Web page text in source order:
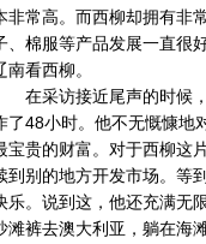
非常高。而西柳却拥有非
、棉服等产品发展一直很
南看西柳。
在采访接近尾声的时候
了48小时。他不无慨慷地
宝贵的财富。对于西柳这
到别的地方开发市场。等
乐。说到这，他还充满无
滩裤去澳大利亚，躺在海